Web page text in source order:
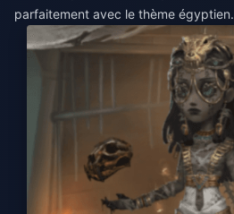
parfaitement avec le thème égyptien.